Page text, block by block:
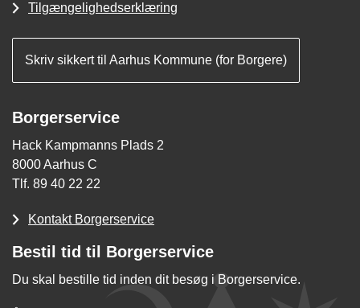
Tilgængelighedserklæring
Skriv sikkert til Aarhus Kommune (for Borgere)
Borgerservice
Hack Kampmanns Plads 2
8000 Aarhus C
Tlf. 89 40 22 22
Kontakt Borgerservice
Bestil tid til Borgerservice
Du skal bestille tid inden dit besøg i Borgerservice.